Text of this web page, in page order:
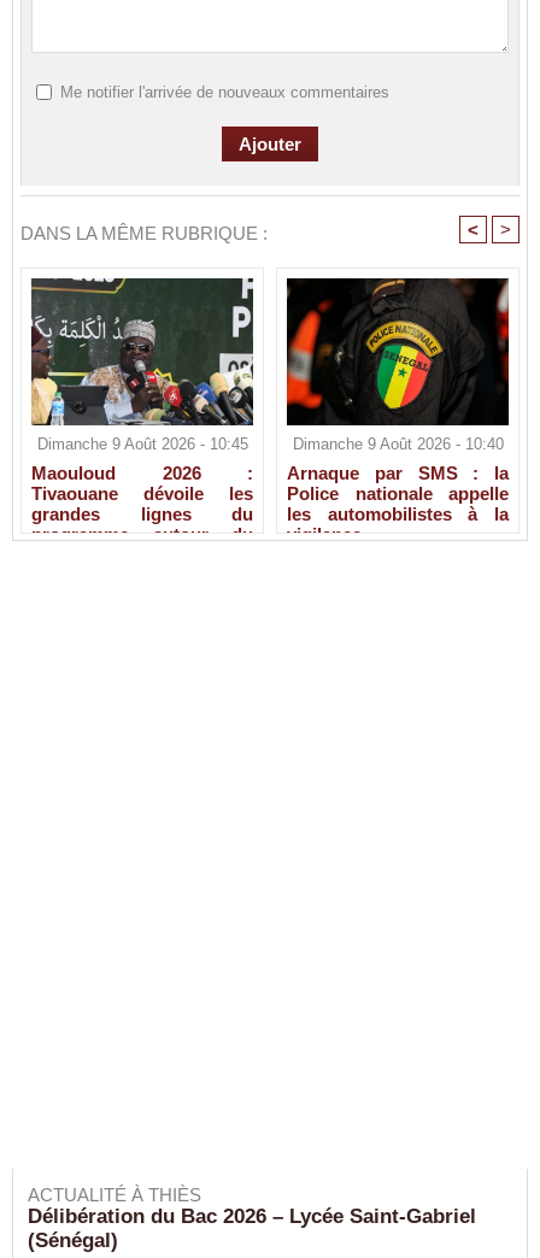
Me notifier l'arrivée de nouveaux commentaires
DANS LA MÊME RUBRIQUE : < >
Dimanche 9 Août 2026 - 10:45
Maouloud 2026 :
Tivaouane dévoile les
grandes lignes du
programme autour du
Dimanche 9 Août 2026 - 10:40
Arnaque par SMS : la
Police nationale appelle
les automobilistes à la
vigilance
ACTUALITÉ À THIÈS
Délibération du Bac 2026 – Lycée Saint-Gabriel
(Sénégal)